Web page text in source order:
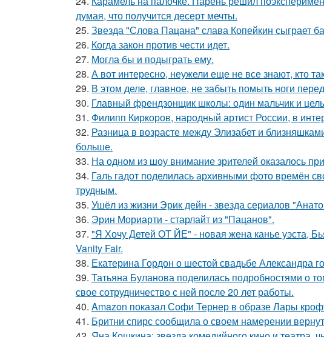
думая, что получится десерт мечты.
25. Звезда "Слова Пацана" слава Копейкин сыграет
26. Когда закон против чести идет.
27. Могла бы и подыграть ему.
28. А вот интересно, неужели еще не все знают, кто
29. В этом деле, главное, не забыть помыть ноги
30. Главный френдзонщик школы: один мальчик и
31. Филипп Киркоров, народный артист России, в
32. Разница в возрасте между Элизабет и
больше.
33. На одном из шоу внимание зрителей оказалось
34. Галь гадот поделилась архивными фото времён
трудным.
35. Ушёл из жизни Эрик дейн - звезда сериалов
36. Эрин Мориарти - старлайт из "Пацанов".
37. "Я Хочу Детей ОТ ЙЕ" - новая жена канье уэста,
Vanity Fair.
38. Екатерина Гордон о шестой свадьбе Александра
39. Татьяна Буланова поделилась подробностями о
свое сотрудничество с ней после 20 лет работы.
40. Amazon показал Софи Тернер в образе Лары
41. Бритни спирс сообщила о своем намерении